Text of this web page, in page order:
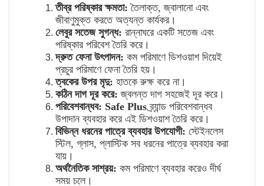
তীব্র পরিষ্কার ক্ষমতা: তৈলাক্ত,জ্বালানো এবং
জীবাণুমুক্ত করতে অত্যন্ত কার্যকর।
লেবুর সতেজ সুগন্ধ: রান্নাঘরে একটি সতেজ এবং
পরিষ্কার পরিবেশ তৈরি করে।
দ্রুত ফেনা উৎপাদন: কম পরিমাণে ডিশওয়াশ দিয়েই
প্রচুর পরিমাণে ফেনা তৈরি হয়।
ত্বকের উপর মৃদু: হাতকে রুক্ষ করে না।
কঠিন দাগ দূর করে: জ্বলন্ত দাগ সহজেই দূর করে।
পরিবেশবান্ধব: Safe Plus ব্র্যান্ড পরিবেশবান্ধব
উপাদান ব্যবহার করে এই ডিশওয়াশ তৈরি করে।
বিভিন্ন ধরনের পাত্রে ব্যবহার উপযোগী: স্টেইনলেস
স্টিল,গ্লাস,প্লাস্টিক সব ধরনের পাত্রে ব্যবহার করা
যায়।
অর্থনৈতিক সাশ্রয়: কম পরিমাণে ব্যবহার করেও দীর্ঘ
সময় চলে।